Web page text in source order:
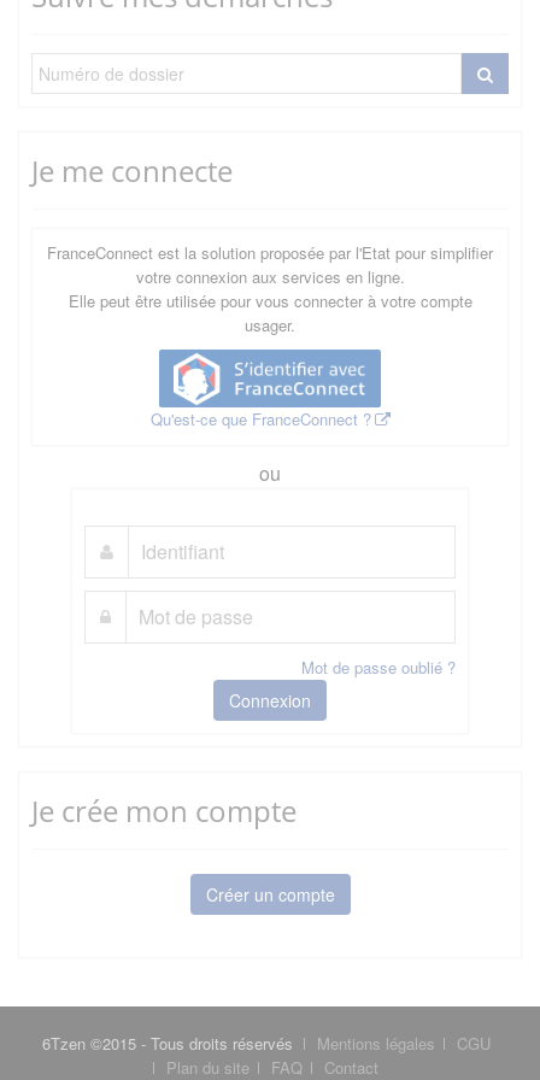
Je me connecte
FranceConnect est la solution proposée par l'Etat pour simplifier
votre connexion aux services en ligne.
Elle peut être utilisée pour vous connecter à votre compte
usager.
Qu'est-ce que FranceConnect ?
ou
Mot de passe oublié ?
Connexion
Je crée mon compte
Créer un compte
6Tzen ©2015 - Tous droits réservés Mentions légales
CGU
Plan du site
FAQ
Contact